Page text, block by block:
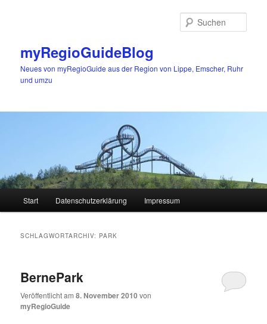
myRegioGuideBlog
Neues von myRegioGuide aus der Region von Lippe, Emscher, Ruhr
und umzu
Start Datenschutzerklärung Impressum
SCHLAGWORTARCHIV: PARK
BernePark
Veröffentlicht am8. November 2010 von
myRegioGuide